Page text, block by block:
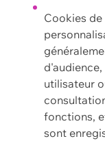
Cookies
utilisateur
fonctions,
sont